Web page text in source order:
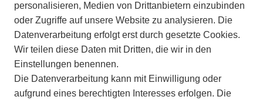
ZAHLUNGSARTEN
VERSAND
BATTERIEENTSORGUNG
personalisieren, Medien von Drittanbietern einzubinden
oder Zugriffe auf unsere Website zu analysieren. Die
Datenverarbeitung erfolgt erst durch gesetzte Cookies.
Wir teilen diese Daten mit Dritten, die wir in den
Einstellungen benennen.
Die Datenverarbeitung kann mit Einwilligung oder
aufgrund eines berechtigten Interesses erfolgen. Die